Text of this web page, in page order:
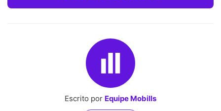
Escrito por Equipe Mobills